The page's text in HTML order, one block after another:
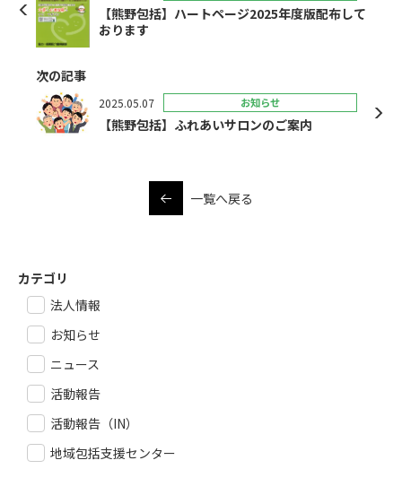
【熊野包括】ハートページ2025年度版配布して
おります
次の記事
2025.05.07 お知らせ
【熊野包括】ふれあいサロンのご案内
一覧へ戻る
カテゴリ
法人情報
お知らせ
ニュース
活動報告
活動報告（IN）
地域包括支援センター